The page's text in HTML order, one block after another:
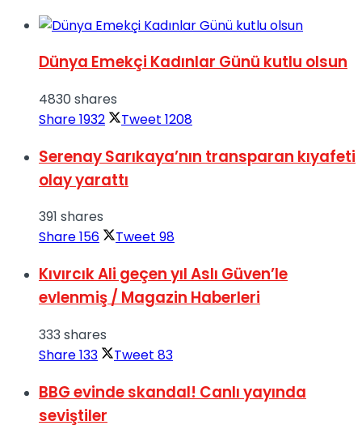
Dünya Emekçi Kadınlar Günü kutlu olsun
4830 shares
Share1932 Tweet 1208
Serenay Sarıkaya’nın transparan kıyafeti
olay yarattı
391 shares
Share156 Tweet 98
Kıvırcık Ali geçen yıl Aslı Güven’le
evlenmiş / Magazin Haberleri
333 shares
Share133 Tweet 83
BBG evinde skandal! Canlı yayında
seviştiler